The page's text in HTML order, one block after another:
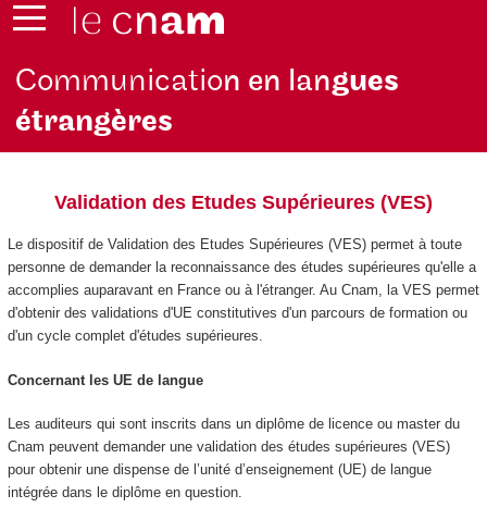
Communication en langues
étrangères
Validation des Etudes Supérieures (VES)
Le dispositif de Validation des Etudes Supérieures (VES) permet à toute
personne de demander la reconnaissance des études supérieures qu'elle a
accomplies auparavant en France ou à l'étranger. Au Cnam, la VES permet
d'obtenir des validations d'UE constitutives d'un parcours de formation ou
d'un cycle complet d'études supérieures.
Concernant les UE de langue
Les auditeurs qui sont inscrits dans un diplôme de licence ou master du
Cnam peuvent demander une validation des études supérieures (VES)
pour obtenir une dispense de l’unité d’enseignement (UE) de langue
intégrée dans le diplôme en question.